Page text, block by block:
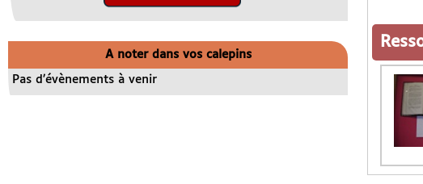
A noter dans vos calepins
Pas d’évènements à venir